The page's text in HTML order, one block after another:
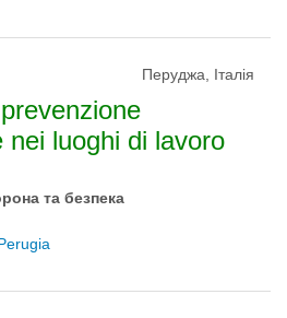
Перуджа, Італія
nei luoghi di lavoro
та безпека